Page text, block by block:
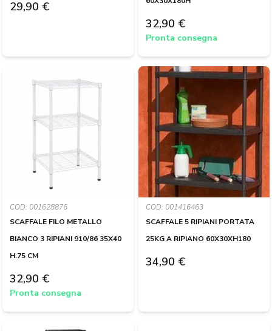
29,90 €
32,90 €
Pronta consegna
COD: 001628876
SCAFFALE FILO METALLO
BIANCO 3 RIPIANI 910/86 35X40
H.75 CM
32,90 €
Pronta consegna
COD: 001416463
SCAFFALE 5 RIPIANI PORTATA
25KG A RIPIANO 60X30XH180
34,90 €